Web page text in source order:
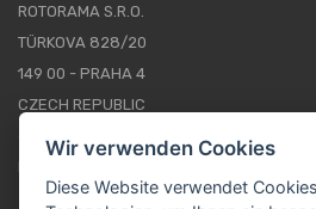
ROTORAMA S.R.O.
TÜRKOVA 828/20
149 00 - PRAHA 4
CZECH REPUBLIC
+420 252 252 098
Wir verwenden Cookies
Diese Website verwendet